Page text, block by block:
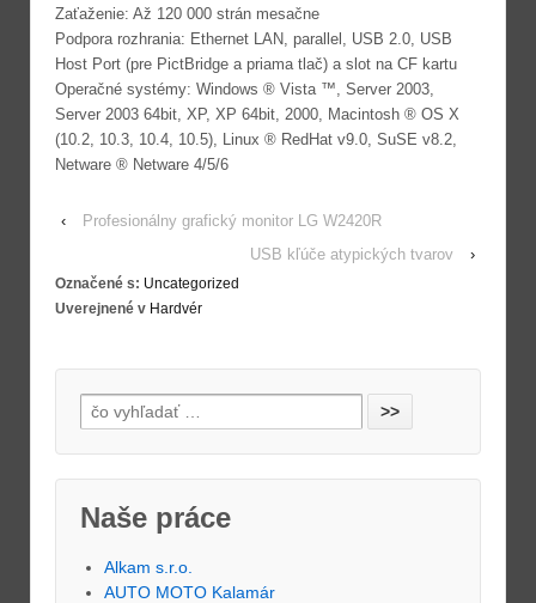
Zaťaženie: Až 120 000 strán mesačne
Podpora rozhrania: Ethernet LAN, parallel, USB 2.0, USB
Host Port (pre PictBridge a priama tlač) a slot na CF kartu
Operačné systémy: Windows ® Vista ™, Server 2003,
Server 2003 64bit, XP, XP 64bit, 2000, Macintosh ® OS X
(10.2, 10.3, 10.4, 10.5), Linux ® RedHat v9.0, SuSE v8.2,
Netware ® Netware 4/5/6
‹
Profesionálny grafický monitor LG W2420R
USB kľúče atypických tvarov
›
Označené s: Uncategorized
Uverejnené v Hardvér
Naše práce
Alkam s.r.o.
AUTO MOTO Kalamár